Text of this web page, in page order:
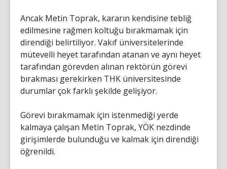
Ancak Metin Toprak, kararın kendisine tebliğ
edilmesine rağmen koltuğu bırakmamak için
direndiği belirtiliyor. Vakıf üniversitelerinde
mütevelli heyet tarafından atanan ve aynı heyet
tarafından görevden alınan rektörün görevi
bırakması gerekirken THK üniversitesinde
durumlar çok farklı şekilde gelişiyor.
Görevi bırakmamak için istenmediği yerde
kalmaya çalışan Metin Toprak, YÖK nezdinde
girişimlerde bulunduğu ve kalmak için direndiği
öğrenildi.